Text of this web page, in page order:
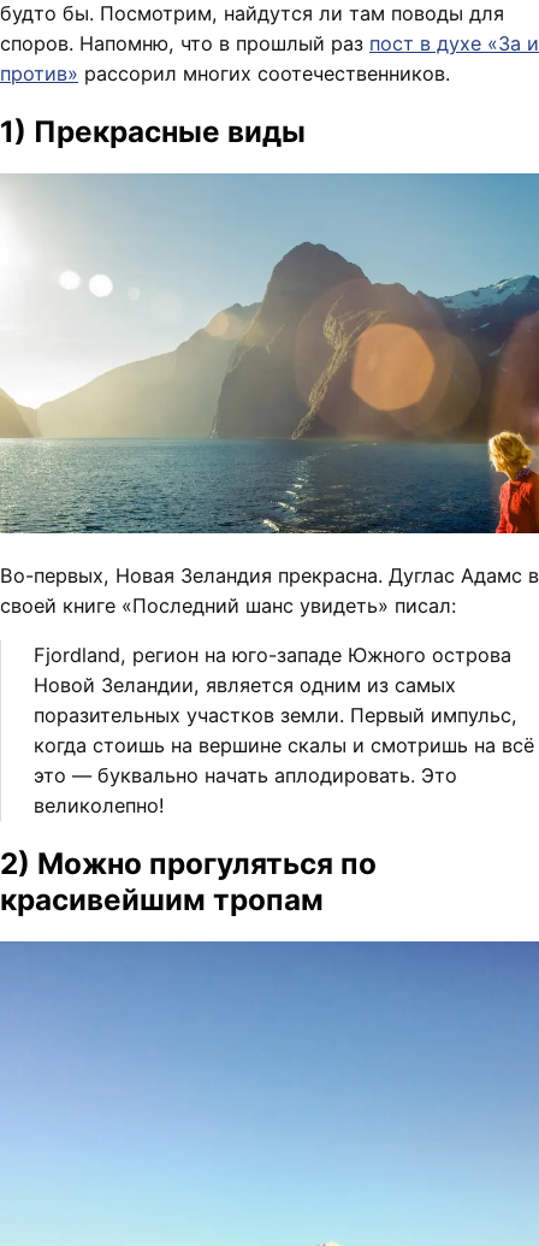
будто бы. Посмотрим, найдутся ли там поводы для
споров. Напомню, что в прошлый раз пост в духе «За и
против» рассорил многих соотечественников.
1) Прекрасные виды
Во-первых, Новая Зеландия прекрасна. Дуглас Адамс в
своей книге «Последний шанс увидеть» писал:
Fjordland, регион на юго-западе Южного острова
Новой Зеландии, является одним из самых
поразительных участков земли. Первый импульс,
когда стоишь на вершине скалы и смотришь на всё
это — буквально начать аплодировать. Это
великолепно!
2) Можно прогуляться по
красивейшим тропам